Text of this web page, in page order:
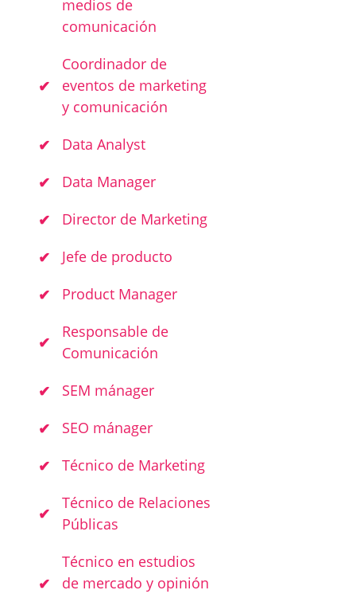
medios de
comunicación
Coordinador de
eventos de marketing
y comunicación
Data Analyst
Data Manager
Director de Marketing
Jefe de producto
Product Manager
Responsable de
Comunicación
SEM mánager
SEO mánager
Técnico de Marketing
Técnico de Relaciones
Públicas
Técnico en estudios
de mercado y opinión